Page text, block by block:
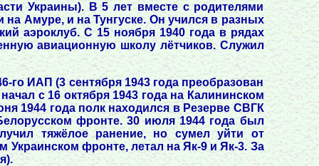
Украины). В 5 лет вместе с родителями
Амуре, и на Тунгуске. Он учился в разных
аэроклуб. С 15 ноября 1940 года в рядах
авиационную школу лётчиков. Служил
го ИАП (3 сентября 1943 года преобразован
с 16 октября 1943 года на Калининском
1944 года полк находился в Резерве СВГК
фронте. 30 июля 1944 года был
тяжёлое ранение, но сумел уйти от
Украинском фронте, летал на Як-9 и Як-3. За